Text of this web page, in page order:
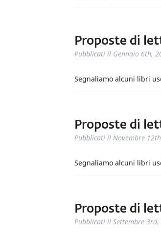
Proposte di
Pubblicati il Gennaio 6th,
Segnaliamo alcuni libri
Proposte di
Pubblicati il Novembre
Segnaliamo alcuni libri
Proposte di
Pubblicati il Settembre